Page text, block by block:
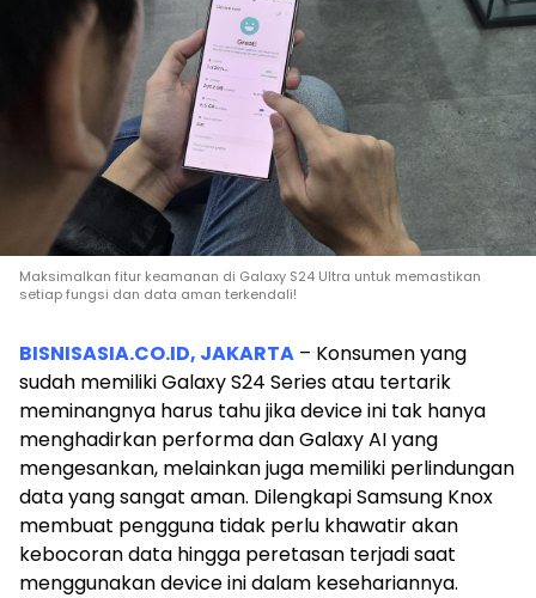
Maksimalkan fitur keamanan di Galaxy S24 Ultra untuk memastikan
setiap fungsi dan data aman terkendali!
BISNISASIA.CO.ID, JAKARTA – Konsumen yang
sudah memiliki Galaxy S24 Series atau tertarik
meminangnya harus tahu jika device ini tak hanya
menghadirkan performa dan Galaxy AI yang
mengesankan, melainkan juga memiliki perlindungan
data yang sangat aman. Dilengkapi Samsung Knox
membuat pengguna tidak perlu khawatir akan
kebocoran data hingga peretasan terjadi saat
menggunakan device ini dalam kesehariannya.